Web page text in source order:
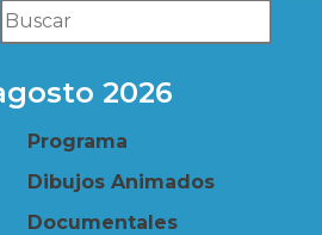
2026
Programa
Dibujos Animados
Documentales